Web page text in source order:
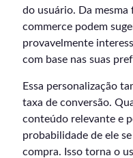
do usuário. Da mesma
commerce podem
provavelmente
com base nas suas
Essa personalização
taxa de conversão.
conteúdo relevante e
probabilidade de ele
compra. Isso torna o